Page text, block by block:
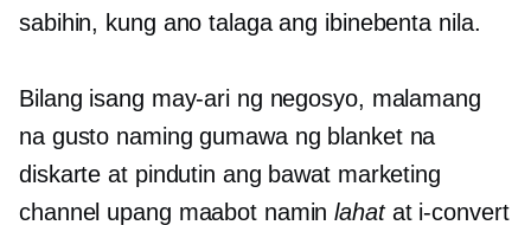
sabihin, kung ano talaga ang ibinebenta nila.
Bilang isang may-ari ng negosyo, malamang
na gusto naming gumawa ng blanket na
diskarte at pindutin ang bawat marketing
channel upang maabot naminlahatat i-convert